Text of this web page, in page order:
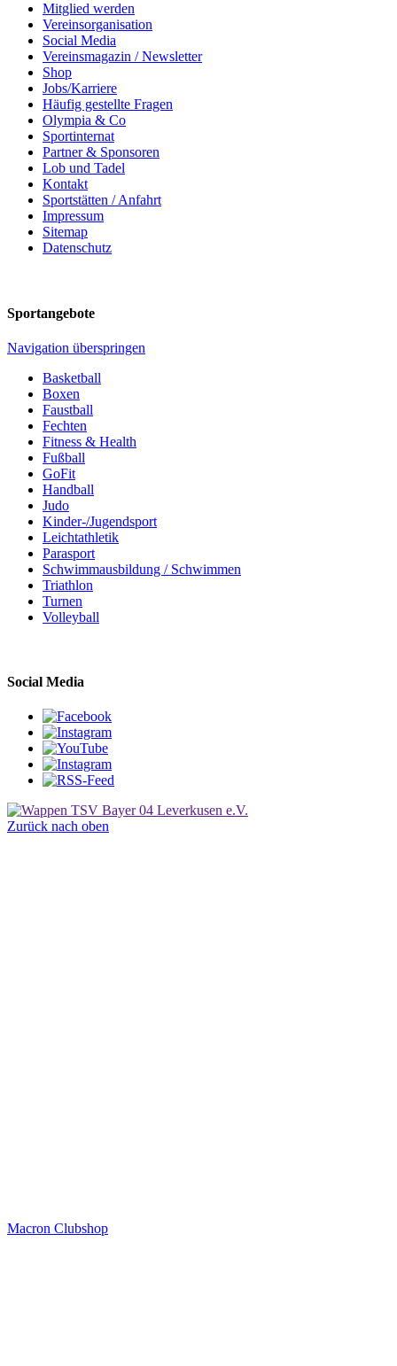
Mitglied werden
Vereinsorganisation
Social Media
Vereinsmagazin / Newsletter
Shop
Jobs/Karriere
Häufig gestellte Fragen
Olympia & Co
Sportinternat
Partner & Sponsoren
Lob und Tadel
Kontakt
Sportstätten / Anfahrt
Impressum
Sitemap
Datenschutz
Sportangebote
Navigation überspringen
Basketball
Boxen
Faustball
Fechten
Fitness & Health
Fußball
GoFit
Handball
Judo
Kinder-/Jugendsport
Leichtathletik
Parasport
Schwimmausbildung / Schwimmen
Triathlon
Turnen
Volleyball
Social Media
Zurück nach oben
Macron Clubshop